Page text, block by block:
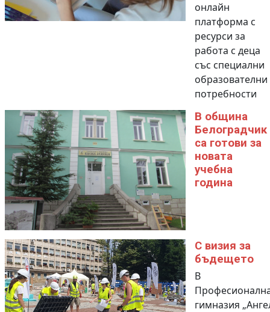
онлайн
платформа с
ресурси за
работа с деца
със специални
образователни
потребности
В община
Белоградчик
са готови за
новата
учебна
година
С визия за
бъдещето
В
гимназия